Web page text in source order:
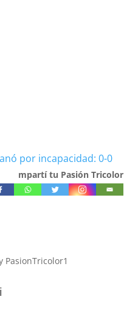
por incapacidad: 0-0
mpartí tu Pasión Tricolor
PasionTricolor1